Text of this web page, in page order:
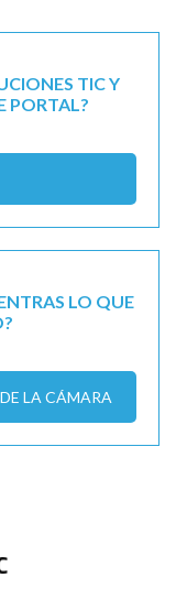
TIC Y
PORTAL?
LO QUE
LA CÁMARA